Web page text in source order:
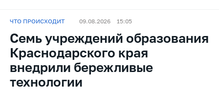
ЧТО ПРОИСХОДИТ 09.08.2026 15:05
Семь учреждений образования
Краснодарского края
внедрили бережливые
технологии